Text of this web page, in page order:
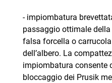
- impiombatura
passaggio ottimale
falsa forcella o
dell’albero. La
impiombatura consente
bloccaggio dei Prusik